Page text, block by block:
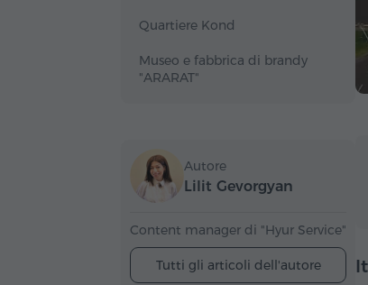
Quartiere Kond
Museo e fabbrica di brandy
"ARARAT"
Autore
Lilit Gevorgyan
Content manager di "Hyur Service"
Tutti gli articoli dell'autore